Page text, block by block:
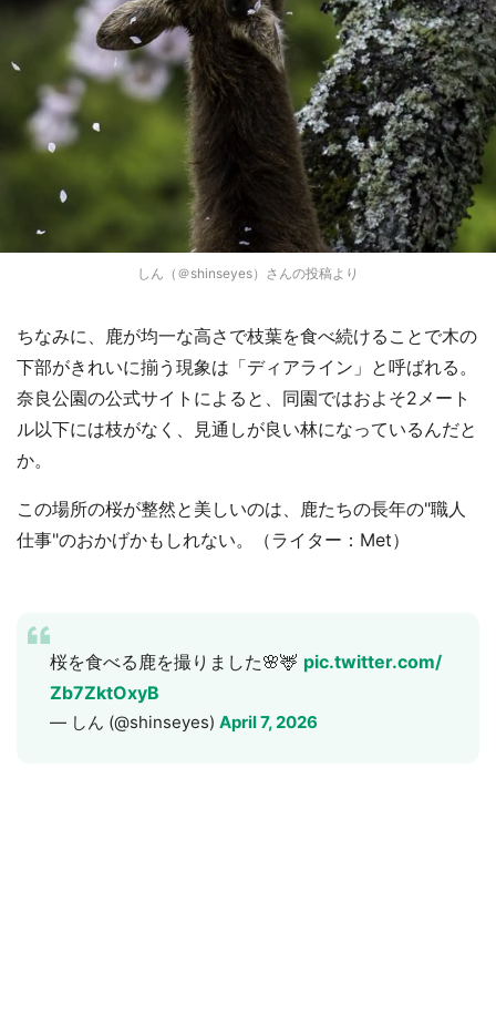
しん（＠shinseyes）さんの投稿より
ちなみに、鹿が均一な高さで枝葉を食べ続けることで木の
下部がきれいに揃う現象は「ディアライン」と呼ばれる。
奈良公園の公式サイトによると、同園ではおよそ2メート
ル以下には枝がなく、見通しが良い林になっているんだと
か。
この場所の桜が整然と美しいのは、鹿たちの長年の"職人
仕事"のおかげかもしれない。（ライター：Met）
桜を食べる鹿を撮りました🌸🦌 pic.twitter.com/
Zb7ZktOxyB
— しん (@shinseyes) April 7, 2026